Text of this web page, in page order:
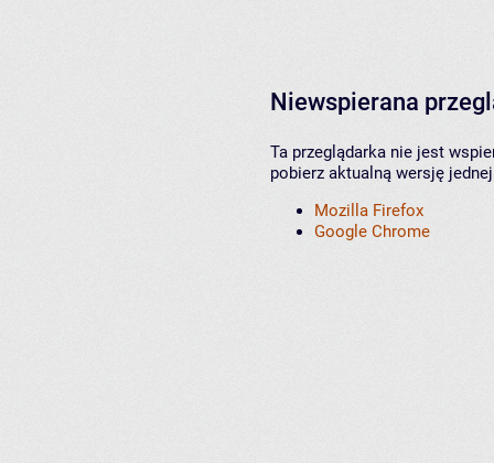
Niewspierana
Ta przeglądarka nie jest
pobierz aktualną wersję
Mozilla Firefox
Google Chrome